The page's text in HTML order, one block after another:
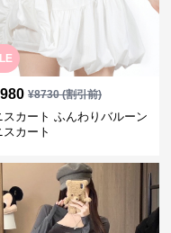
¥8730(割引前)
スカート ふんわりバルーン
スカート